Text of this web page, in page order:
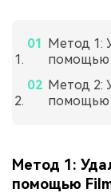
Метод 1:
помощью
Метод 2:
помощью
Метод 1:
помощью